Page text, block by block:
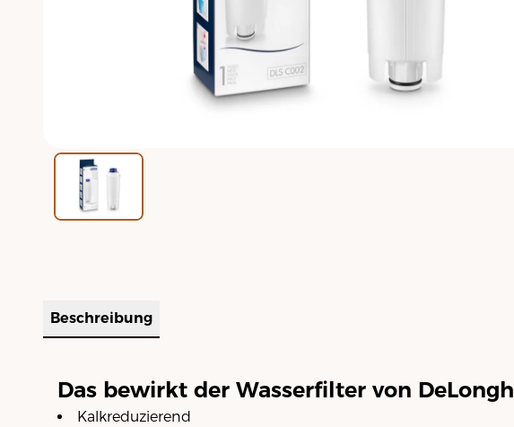
Beschreibung
Das bewirkt der Wasserfilter von
Kalkreduzierend